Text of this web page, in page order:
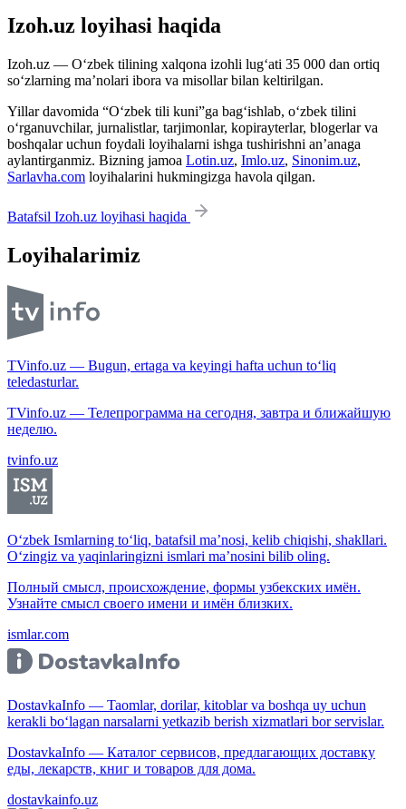
Izoh.uz loyihasi haqida
Izoh.uz — O‘zbek tilining xalqona izohli lug‘ati 35 000 dan ortiq
so‘zlarning ma’nolari ibora va misollar bilan keltirilgan.
Yillar davomida “O‘zbek tili kuni”ga bag‘ishlab, o‘zbek tilini
o‘rganuvchilar, jurnalistlar, tarjimonlar, kopirayterlar, blogerlar va
boshqalar uchun foydali loyihalarni ishga tushirishni an’anaga
aylantirganmiz. Bizning jamoa Lotin.uz, Imlo.uz, Sinonim.uz,
Sarlavha.com loyihalarini hukmingizga havola qilgan.
Batafsil Izoh.uz loyihasi haqida
Loyihalarimiz
TVinfo.uz — Bugun, ertaga va keyingi hafta uchun to‘liq
teledasturlar.
TVinfo.uz — Телепрограмма на сегодня, завтра и ближайшую
неделю.
tvinfo.uz
O‘zbek Ismlarning to‘liq, batafsil ma’nosi, kelib chiqishi, shakllari.
O‘zingiz va yaqinlaringizni ismlari ma’nosini bilib oling.
Полный смысл, происхождение, формы узбекских имён.
Узнайте смысл своего имени и имён близких.
ismlar.com
DostavkaInfo — Taomlar, dorilar, kitoblar va boshqa uy uchun
kerakli bo‘lagan narsalarni yetkazib berish xizmatlari bor servislar.
DostavkaInfo — Каталог сервисов, предлагающих доставку
еды, лекарств, книг и товаров для дома.
dostavkainfo.uz